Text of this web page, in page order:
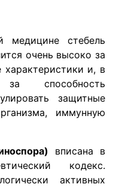
медицине стебель
очень высоко за
и, в
способность
защитные
иммунную
вписана в
кодекс.
активных